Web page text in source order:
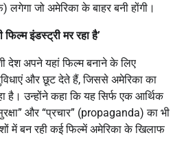
जो अमेरिका के बाहर बनी होंगी।
इंडस्ट्री मर रहा है’
देश अपने यहां फिल्म बनाने के लिए
और छूट देते हैं, जिससे अमेरिका का
है। उन्होंने कहा कि यह सिर्फ एक आर्थिक
सुरक्षा” और “प्रचार” (propaganda) का भी
में बन रही कई फिल्में अमेरिका के खिलाफ